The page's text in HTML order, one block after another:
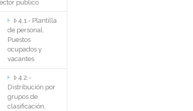
público
4.1.- Plantilla
de personal.
Puestos
ocupados y
vacantes
4.2.-
Distribución por
grupos de
clasificación,